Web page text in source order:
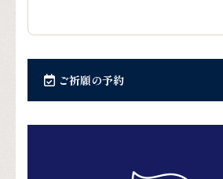
ご祈願の予約